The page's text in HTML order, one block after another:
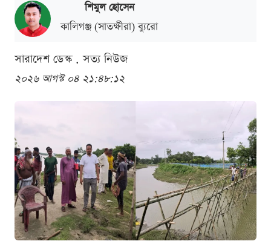
শিমুল হোসেন
কালিগঞ্জ (সাতক্ষীরা) ব্যুরো
সারাদেশ ডেস্ক . সত্য নিউজ
২০২৬ আগস্ট ০৪ ২১:৪৮:১২